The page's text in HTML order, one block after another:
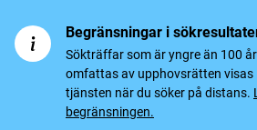
Begränsningar i
Sökträffar som är yngre än 100
omfattas av upphovsrätten visas
tjänsten när du söker på distans.
begränsningen.